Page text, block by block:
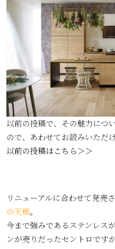
以前の投稿で、その魅力につ
ので、あわせてお読みいただ
以前の投稿はこちら＞＞
リニューアルに合わせて発売
の天板。
今まで強みであるステンレス
ンが売りだったセントロです